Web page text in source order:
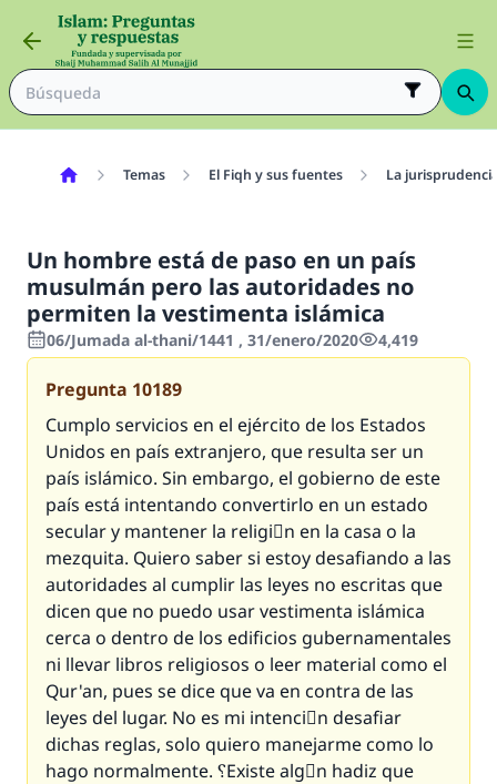
Temas El Fiqh y sus fuentes La
Un hombre está de paso en un país
musulmán pero las autoridades no
permiten la vestimenta islámica
06/Jumada al-thani/1441 , 31/enero/2020 4,419
Pregunta 10189
Cumplo servicios en el ejército de los Estados
Unidos en país extranjero, que resulta ser un
país islámico. Sin embargo, el gobierno de este
país está intentando convertirlo en un estado
secular y mantener la religiَn en la casa o la
mezquita. Quiero saber si estoy desafiando a las
autoridades al cumplir las leyes no escritas que
dicen que no puedo usar vestimenta islámica
cerca o dentro de los edificios gubernamentales
ni llevar libros religiosos o leer material como el
Qur'an, pues se dice que va en contra de las
leyes del lugar. No es mi intenciَn desafiar
dichas reglas, solo quiero manejarme como lo
hago normalmente. ؟Existe algْn hadiz que